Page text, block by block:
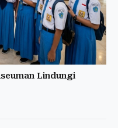
Lindungi